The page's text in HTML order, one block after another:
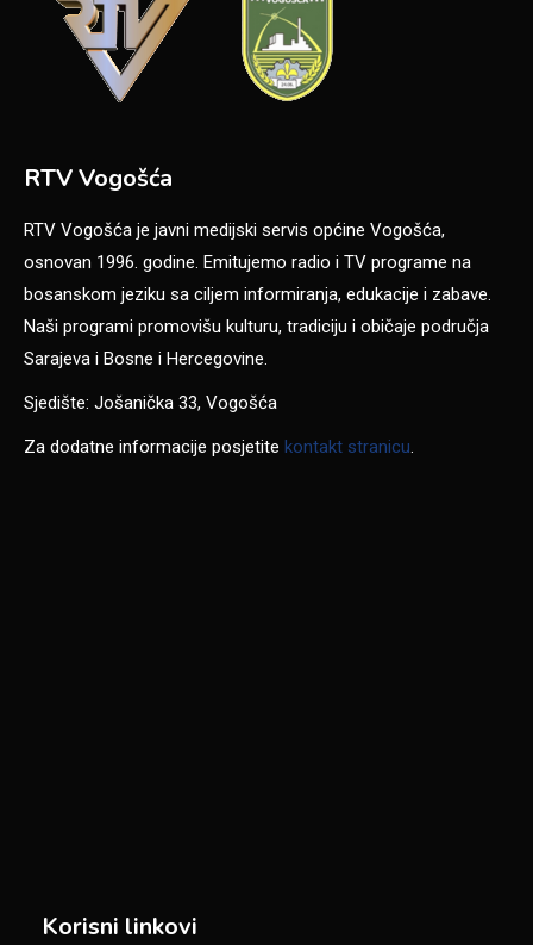
RTV Vogošća
RTV Vogošća je javni medijski servis općine Vogošća,
osnovan 1996. godine. Emitujemo radio i TV programe na
bosanskom jeziku sa ciljem informiranja, edukacije i zabave.
Naši programi promovišu kulturu, tradiciju i običaje područja
Sarajeva i Bosne i Hercegovine.
Sjedište: Jošanička 33, Vogošća
Za dodatne informacije posjetite kontakt stranicu.
Korisni linkovi